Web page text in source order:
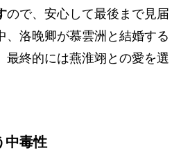
ので、安心して最後まで見届
、洛晚卿が慕雲洲と結婚する
最終的には燕淮翊との愛を選
中毒性